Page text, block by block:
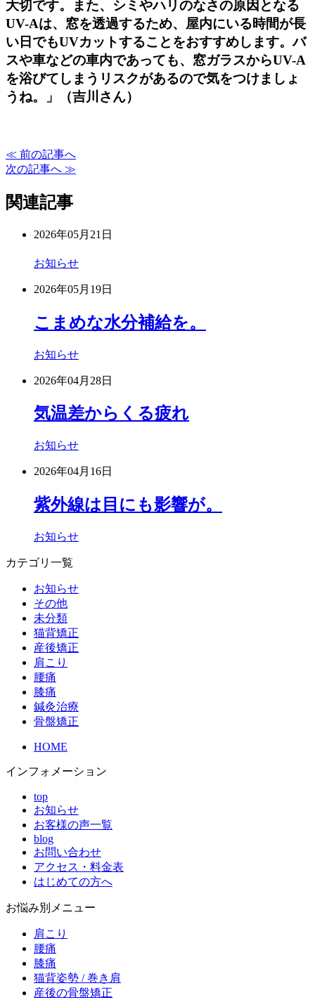
大切です。また、シミやハリのなさの原因となる
UV-Aは、窓を透過するため、屋内にいる時間が長
い日でもUVカットすることをおすすめします。バ
スや車などの車内であっても、窓ガラスからUV-A
を浴びてしまうリスクがあるので気をつけましょ
うね。」（吉川さん）
≪ 前の記事へ
次の記事へ ≫
関連記事
2026年05月21日
お知らせ
2026年05月19日
こまめな水分補給を。
お知らせ
2026年04月28日
気温差からくる疲れ
お知らせ
2026年04月16日
紫外線は目にも影響が。
お知らせ
カテゴリ一覧
お知らせ
その他
未分類
猫背矯正
産後矯正
肩こり
腰痛
膝痛
鍼灸治療
骨盤矯正
HOME
インフォメーション
top
お知らせ
お客様の声一覧
blog
お問い合わせ
アクセス・料金表
はじめての方へ
お悩み別メニュー
肩こり
腰痛
膝痛
猫背姿勢 / 巻き肩
産後の骨盤矯正